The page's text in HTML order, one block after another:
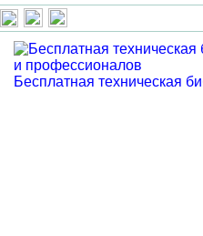
Бесплатная техническая